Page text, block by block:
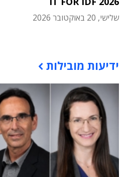
שלישי, 20 באוקטובר 2026
ידיעות מובילות